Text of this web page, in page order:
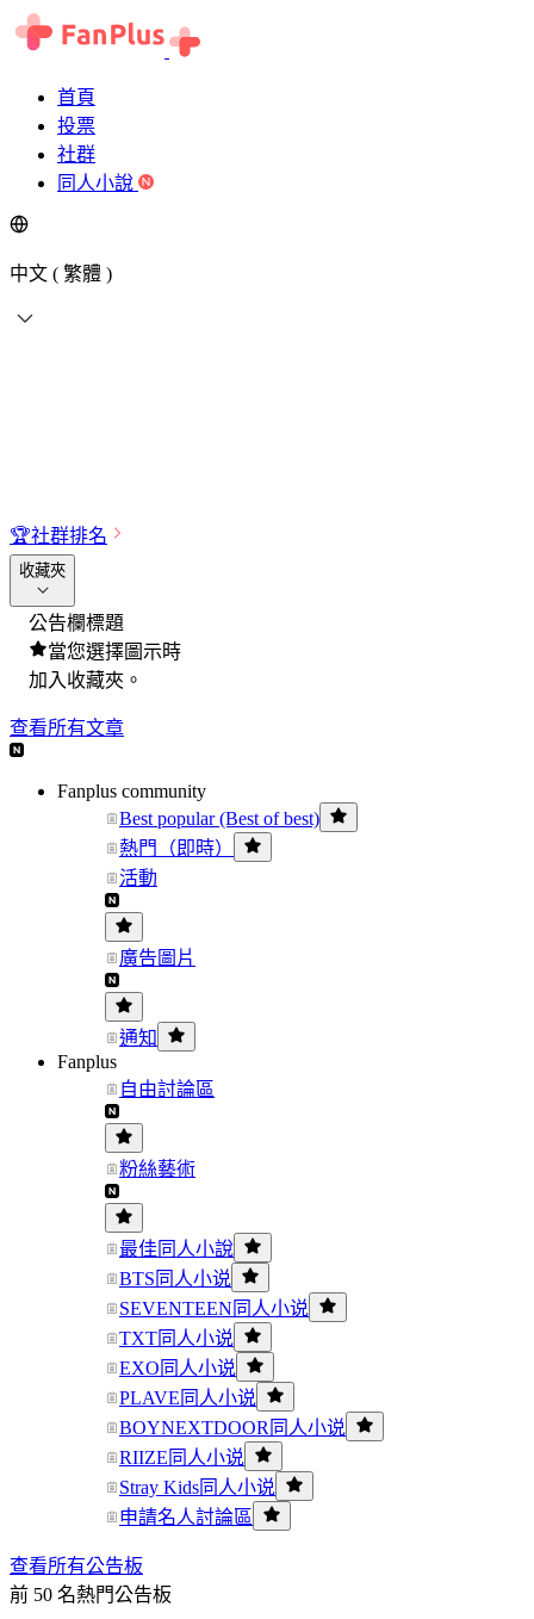
首頁
投票
社群
同人小說
中文 ( 繁體 )
🏆社群排名
收藏夾
公告欄標題
當您選擇圖示時
加入收藏夾。
查看所有文章
Fanplus community
Best popular (Best of best)
熱門（即時）
活動
廣告圖片
通知
Fanplus
自由討論區
粉絲藝術
最佳同人小說
BTS同人小说
SEVENTEEN同人小说
TXT同人小说
EXO同人小说
PLAVE同人小说
BOYNEXTDOOR同人小说
RIIZE同人小说
Stray Kids同人小说
申請名人討論區
查看所有公告板
前 50 名熱門公告板